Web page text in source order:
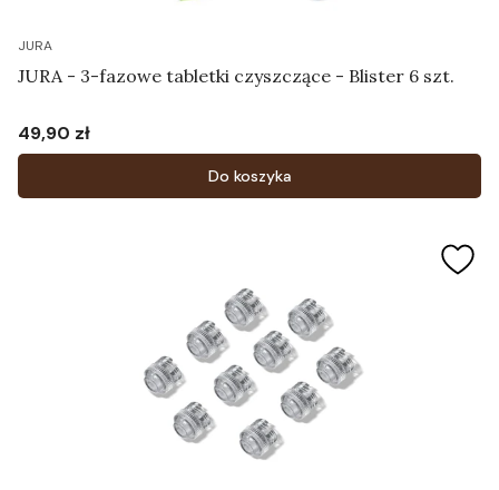
JURA
JURA - 3-fazowe tabletki czyszczące - Blister 6 szt.
Cena
49,90 zł
Do koszyka